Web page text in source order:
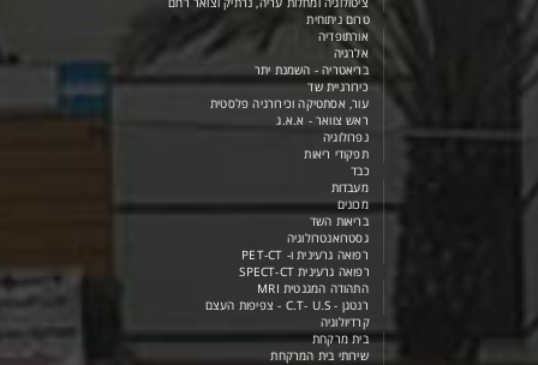
טרום ניתוחית
אורתופדיה
אלרגיה
בריאטריה - השמנת יתר
כירורגיית שד
עור, אסתטיקה וכירורגיה פלסטית
ראש צוואר - א.א.ג
נפרולוגיה
תפקודי ריאות
כבד
מעבדות
מכונים
בריאות השד
גסטרואנטרולוגיה
רפואה גרעינית ו- PET-CT
רפואה גרעינית SPECT-CT
התהודה המגנטית MRI
רנטגן - C.T- U.S - צפיפות העצם
קרדיולוגיה
בית מרקחת
שירותי בית המרקחת